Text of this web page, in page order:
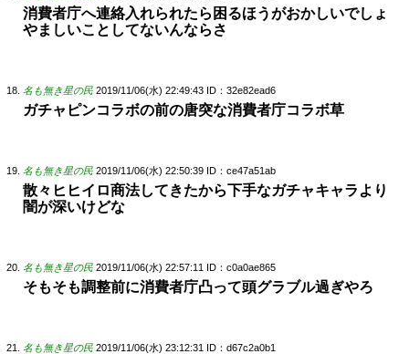
消費者庁へ連絡入れられたら困るほうがおかしいでしょ
やましいことしてないんならさ
名も無き星の民 2019/11/06(水) 22:49:43 ID：32e82ead6
ガチャピンコラボの前の唐突な消費者庁コラボ草
名も無き星の民 2019/11/06(水) 22:50:39 ID：ce47a51ab
散々ヒヒイロ商法してきたから下手なガチャキャラより
闇が深いけどな
名も無き星の民 2019/11/06(水) 22:57:11 ID：c0a0ae865
そもそも調整前に消費者庁凸って頭グラブル過ぎやろ
名も無き星の民 2019/11/06(水) 23:12:31 ID：d67c2a0b1